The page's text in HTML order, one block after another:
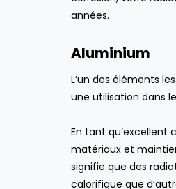
années.
Aluminium
L’un des éléments
une utilisation dans
En tant qu’excellent
matériaux et
signifie que des
calorifique que